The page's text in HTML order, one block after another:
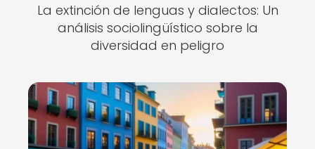
La extinción de lenguas y dialectos: Un
análisis sociolingüístico sobre la
diversidad en peligro